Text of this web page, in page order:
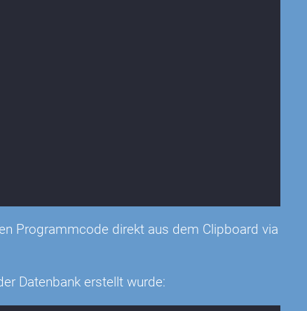
Programmcode direkt aus dem Clipboard via
Datenbank erstellt wurde: